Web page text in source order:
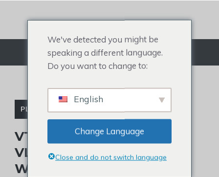
Jídelní lístek
PLEŠATÉ CELEBRITY
VTIPY A ZÁHADY O
VLASOVÉ LINII DERRICKA
WHITEA
We've detected you might be
speaking a different language.
Do you want to change to:
English
Change Language
Close and do not switch language